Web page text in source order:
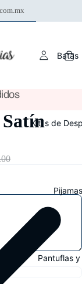
Batas
Kit´s de
Pijamas
Pantuflas y